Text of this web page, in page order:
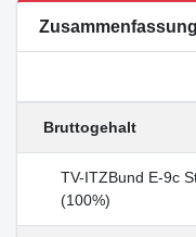
Bruttogehalt
TV-ITZBund E-9c
(100%)